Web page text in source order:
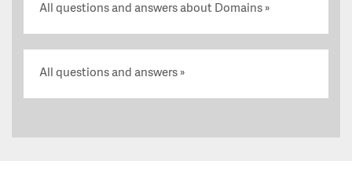
All questions and answers about Domains
All questions and answers